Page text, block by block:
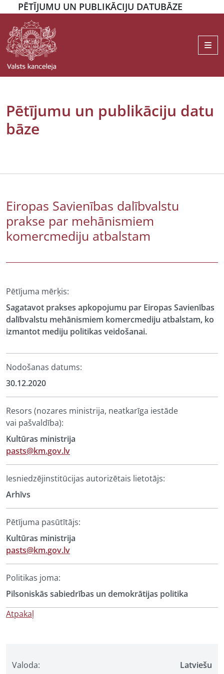
PĒTĪJUMU UN PUBLIKĀCIJU DATUBĀZE
Pētījumu un publikāciju datu
bāze
Valoda: Latviešu
Eiropas Savienības dalībvalstu
prakse par mehānismiem
komercmediju atbalstam
Pētījuma mērķis:
Sagatavot prakses apkopojumu par Eiropas Savienības
dalībvalstu mehānismiem komercmediju atbalstam, ko
izmantot mediju politikas veidošanai.
Nodošanas datums:
30.12.2020
Resors (nozares ministrija, neatkarīga iestāde
vai pašvaldība):
Kultūras ministrija
pasts@km.gov.lv
Iesniedzējinstitūcijas autorizētais lietotājs:
Arhīvs
Pētījuma pasūtītājs:
Kultūras ministrija
pasts@km.gov.lv
Politikas joma:
Pilsoniskās sabiedrības un demokrātijas politika
Atpakaļ